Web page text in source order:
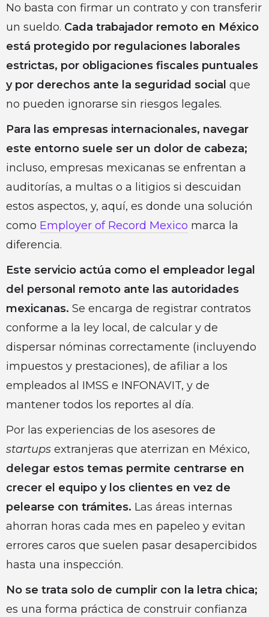
No basta con firmar un contrato y con transferir
un sueldo. Cada trabajador remoto en México
está protegido por regulaciones laborales
estrictas, por obligaciones fiscales puntuales
y por derechos ante la seguridad social que
no pueden ignorarse sin riesgos legales.
Para las empresas internacionales, navegar
este entorno suele ser un dolor de cabeza;
incluso, empresas mexicanas se enfrentan a
auditorías, a multas o a litigios si descuidan
estos aspectos, y, aquí, es donde una solución
como Employer of Record Mexico marca la
diferencia.
Este servicio actúa como el empleador legal
del personal remoto ante las autoridades
mexicanas. Se encarga de registrar contratos
conforme a la ley local, de calcular y de
dispersar nóminas correctamente (incluyendo
impuestos y prestaciones), de afiliar a los
empleados al IMSS e INFONAVIT, y de
mantener todos los reportes al día.
Por las experiencias de los asesores de
startups extranjeras que aterrizan en México,
delegar estos temas permite centrarse en
crecer el equipo y los clientes en vez de
pelearse con trámites. Las áreas internas
ahorran horas cada mes en papeleo y evitan
errores caros que suelen pasar desapercibidos
hasta una inspección.
No se trata solo de cumplir con la letra chica;
es una forma práctica de construir confianza